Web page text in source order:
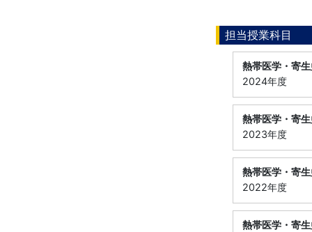
担当授業科目
熱帯医学・寄
2024年度
熱帯医学・寄
2023年度
熱帯医学・寄
2022年度
熱帯医学・寄